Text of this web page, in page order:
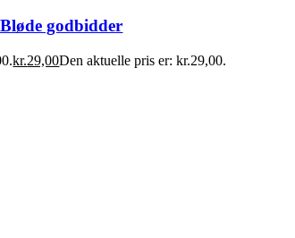
godbidder
kr.29,00Den aktuelle pris er: kr.29,00.